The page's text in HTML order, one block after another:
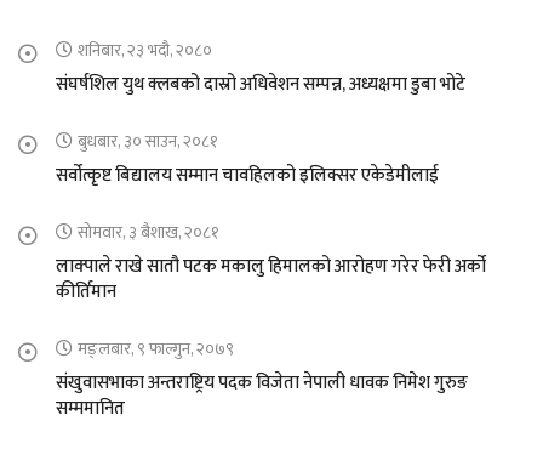
शनिबार, २३ भदौ, २०८०
संघर्षशिल युथ क्लबको दास्रो अधिवेशन सम्पन्न, अध्यक्षमा डुबा भोटे
बुधबार, ३० साउन, २०८१
सर्वोत्कृष्ट बिद्यालय सम्मान चावहिलको इलिक्सर एकेडेमीलाई
सोमवार, ३ बैशाख, २०८१
लाक्पाले राखे सातौ पटक मकालु हिमालको आरोहण गरेर फेरी अर्को
कीर्तिमान
मङ्लबार, ९ फाल्गुन, २०७९
संखुवासभाका अन्तराष्ट्रिय पदक विजेता नेपाली धावक निमेश गुरुङ
सम्ममानित